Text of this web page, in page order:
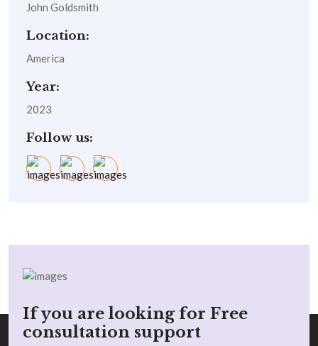
John Goldsmith
Location:
America
Year:
2023
Follow us:
If you are looking for Free
consultation support